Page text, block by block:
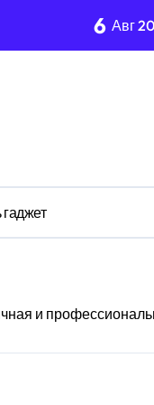
системах
индивидуума
6 Авг
и